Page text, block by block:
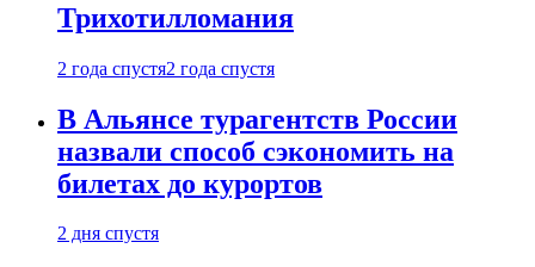
Трихотилломания
2 года спустя2 года спустя
В Альянсе турагентств России
назвали способ сэкономить на
билетах до курортов
2 дня спустя